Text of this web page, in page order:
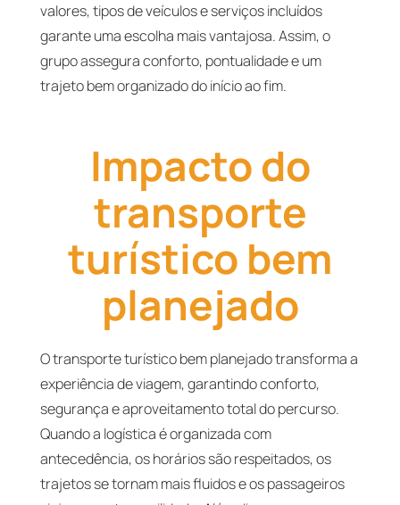
valores, tipos de veículos e serviços incluídos
garante uma escolha mais vantajosa. Assim, o
grupo assegura conforto, pontualidade e um
trajeto bem organizado do início ao fim.
Impacto do
transporte
turístico bem
planejado
O transporte turístico bem planejado transforma a
experiência de viagem, garantindo conforto,
segurança e aproveitamento total do percurso.
Quando a logística é organizada com
antecedência, os horários são respeitados, os
trajetos se tornam mais fluidos e os passageiros